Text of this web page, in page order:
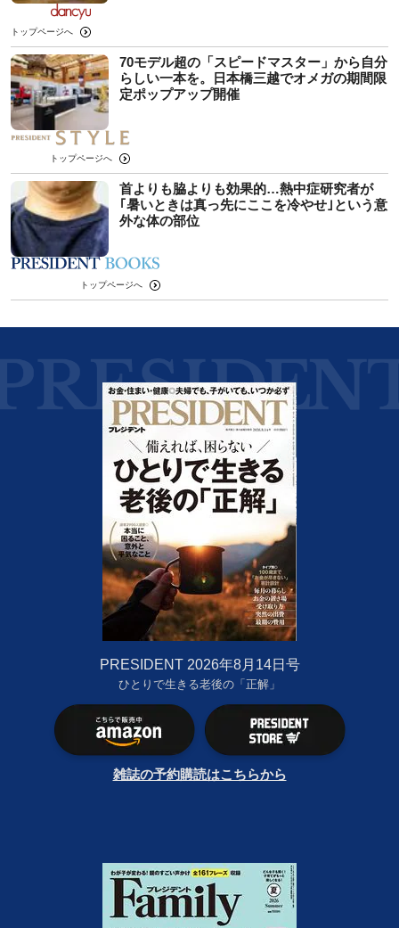
トップページへ
70モデル超の「スピードマスター」から自分
らしい一本を。日本橋三越でオメガの期間限
定ポップアップ開催
トップページへ
首よりも脇よりも効果的…熱中症研究者が
｢暑いときは真っ先にここを冷やせ｣という意
外な体の部位
トップページへ
PRESIDENT 2026年8月14日号
ひとりで生きる老後の「正解」
雑誌の予約購読はこちらから